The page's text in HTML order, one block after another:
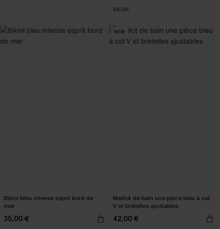
MESH
Bikini bleu intense esprit bord de
mer
35,00 €
NEW
Maillot de bain une pièce bleu à col
V et bretelles ajustables
42,00 €